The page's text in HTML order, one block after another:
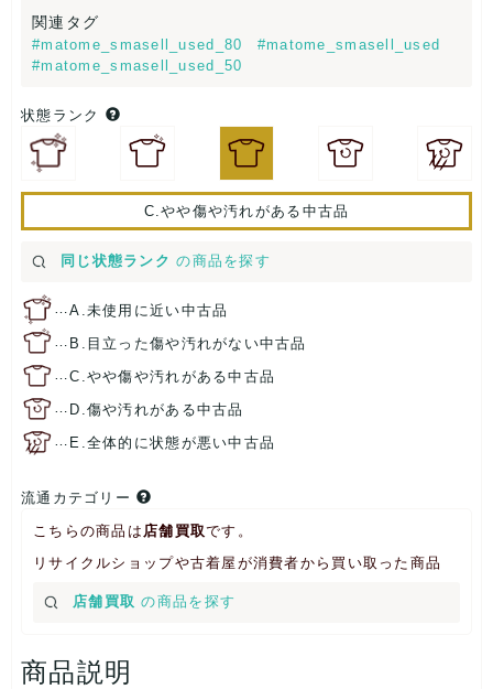
関連タグ
#matome_smasell_used_80
#matome_smasell_used
#matome_smasell_used_50
状態ランク
C.やや傷や汚れがある中古品
同じ状態ランク の商品を探す
…A.未使用に近い中古品
… B.目立った傷や汚れがない中古品
…C.やや傷や汚れがある中古品
… D.傷や汚れがある中古品
… E.全体的に状態が悪い中古品
流通カテゴリー
こちらの商品は 店舗買取です。
リサイクルショップや古着屋が消費者から買い取った商品
店舗買取 の商品を探す
商品説明